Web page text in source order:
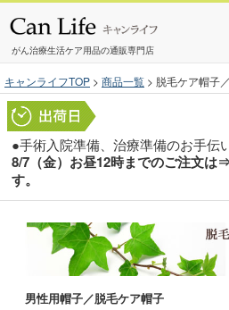
がん治療生活ケア用品の通販専門店
キャンライフTOP 商品一覧 脱毛ケア帽子
●手術入院準備、治療準備のお手伝
8/7（金）お昼12時までのご注文は
す。
男性用帽子／脱毛ケア帽子